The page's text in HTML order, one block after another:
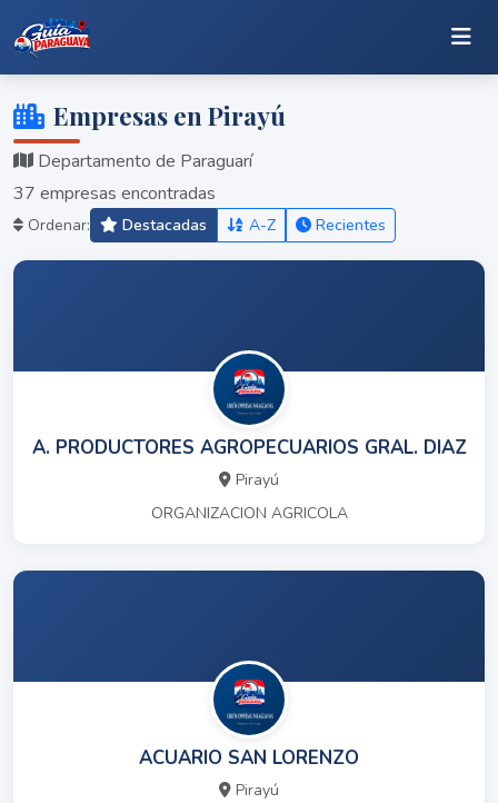
Empresas en Pirayú
Departamento de Paraguarí
37 empresas encontradas
Ordenar: Destacadas A-Z Recientes
A. PRODUCTORES AGROPECUARIOS GRAL. DIAZ
Pirayú
ORGANIZACION AGRICOLA
ACUARIO SAN LORENZO
Pirayú